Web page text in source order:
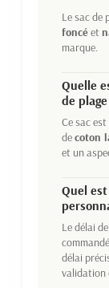
Le sac de
foncéet
marque.
Quelle
de
Ce sac
decoton
et un
Quel
Le délai
délai
validation